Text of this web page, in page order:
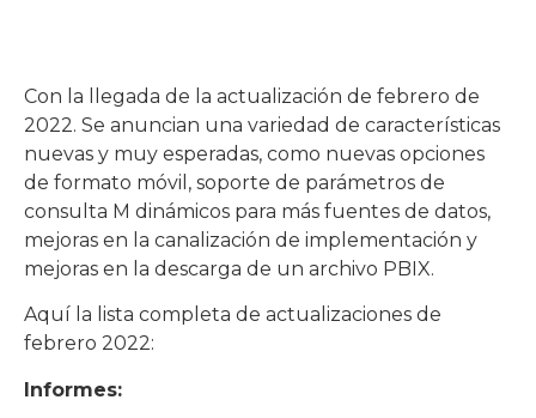
Con la llegada de la actualización de febrero de
2022. Se anuncian una variedad de características
nuevas y muy esperadas, como nuevas opciones
de formato móvil, soporte de parámetros de
consulta M dinámicos para más fuentes de datos,
mejoras en la canalización de implementación y
mejoras en la descarga de un archivo PBIX.
Aquí la lista completa de actualizaciones de
febrero 2022:
Informes: